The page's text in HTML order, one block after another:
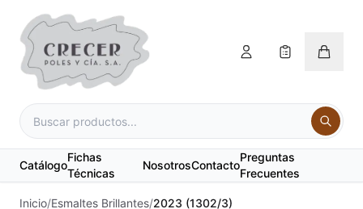
Catálogo
Fichas
Técnicas
NosotrosContacto
Preguntas
Frecuentes
Inicio/Esmaltes Brillantes/2023 (1302/3)